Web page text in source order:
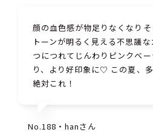
顔の血色感が物足りなくなり
トーンが明るく見える不思議
つにつれてじんわりピンクベ
り、より好印象に♡ この夏、
絶対これ！
No.188・hanさん